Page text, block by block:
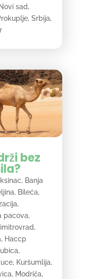
Novi sad,
, Srbija,
bez
, Banja
, Bileća,
,
pacova,
,
, Haccp
,
, Kuršumlija,
, Modriča,